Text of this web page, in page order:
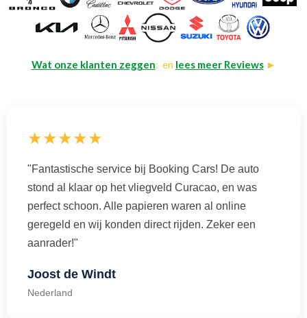
Wat onze klanten zeggen: en lees meer Reviews►
★★★★★
"Fantastische service bij Booking Cars! De auto
stond al klaar op het vliegveld Curacao, en was
perfect schoon. Alle papieren waren al online
geregeld en wij konden direct rijden. Zeker een
aanrader!"
Joost de Windt
Nederland